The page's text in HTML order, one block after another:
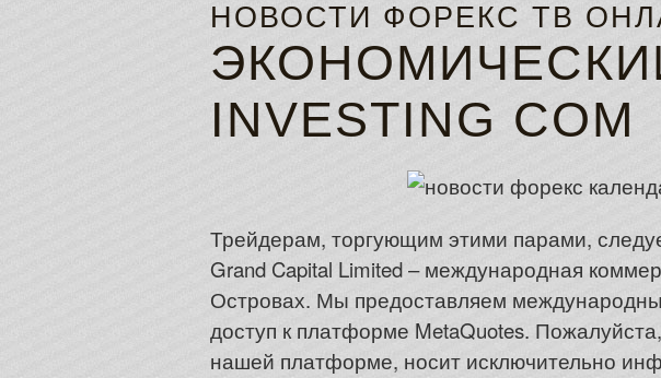
НОВОСТИ ФОРЕКС ТВ
INVESTING COM
Трейдерам, торгующим этими парами,
Grand Capital Limited – международная
Островах. Мы предоставляем
доступ к платформе MetaQuotes.
нашей платформе, носит исключительно